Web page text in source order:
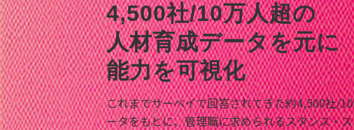
4,500社/10万人超の
人材育成データを元に
能力を可視化
これまでサーベイで回答されてきた約4,500社/
ータをもとに、管理職に求められるスタンス・